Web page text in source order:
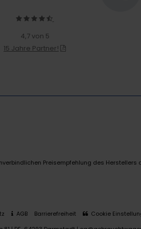
4,7 von 5
15 Jahre Partner!
Preisempfehlung des Herstellers
AGB Barrierefreiheit
Cookie